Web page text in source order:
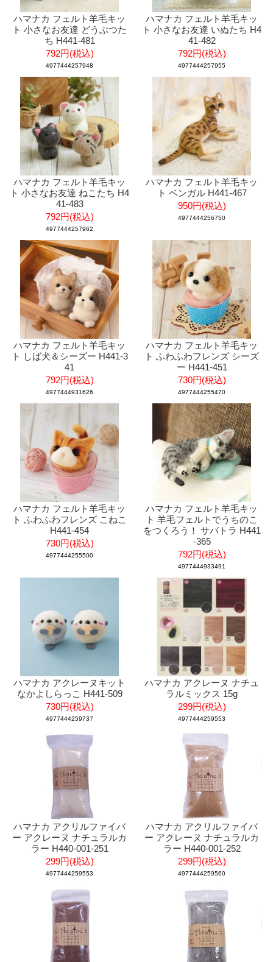
ハマナカ フェルト羊毛キッ
ト 小さなお友達 どうぶつた
ち H441-481
792円(税込)
4977444257948
ハマナカ フェルト羊毛キッ
ト 小さなお友達 いぬたち H4
41-482
792円(税込)
4977444257955
ハマナカ フェルト羊毛キッ
ト 小さなお友達 ねこたち H4
41-483
792円(税込)
4977444257962
ハマナカ フェルト羊毛キッ
ト ベンガル H441-467
950円(税込)
4977444256750
ハマナカ フェルト羊毛キッ
ト しば犬＆シーズー H441-3
41
792円(税込)
4977444931626
ハマナカ フェルト羊毛キッ
ト ふわふわフレンズ シーズ
ー H441-451
730円(税込)
4977444255470
ハマナカ フェルト羊毛キッ
ト ふわふわフレンズ こねこ
H441-454
730円(税込)
4977444255500
ハマナカ フェルト羊毛キッ
ト 羊毛フェルトでうちのこ
をつくろう！ サバトラ H441
-365
792円(税込)
4977444933491
ハマナカ アクレーヌキット
なかよしらっこ H441-509
730円(税込)
4977444259737
ハマナカ アクレーヌ ナチュ
ラルミックス 15g
299円(税込)
4977444259553
ハマナカ アクリルファイバ
ー アクレーヌ ナチュラルカ
ラー H440-001-251
299円(税込)
4977444259553
ハマナカ アクリルファイバ
ー アクレーヌ ナチュラルカ
ラー H440-001-252
299円(税込)
4977444259560